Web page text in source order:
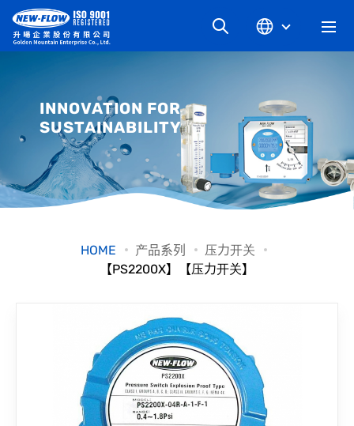
最新消息
知识文章
档案下载
联络我们
INNOVATION FOR
SUSTAINABILITY
HOME 产品系列
压力开关
【PS2200X】【压力开关】